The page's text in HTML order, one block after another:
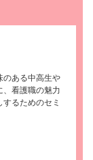
のある中高生や
、看護職の魅力
るためのセミ